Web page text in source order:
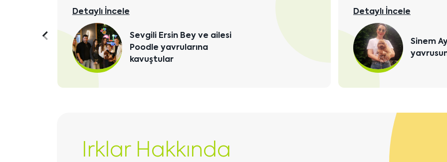
Detaylı İncele
Sinem Ayan Poodle
yavrusuna kavuştu
Detaylı İncele
Red
Önceki
içeriği
Irklar Hakkında